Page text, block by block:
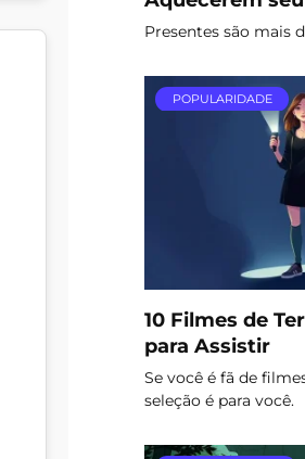
Presentes são mais
POPULARIDADE
10 Filmes de
para Assistir
Se você é fã de
seleção é para você.